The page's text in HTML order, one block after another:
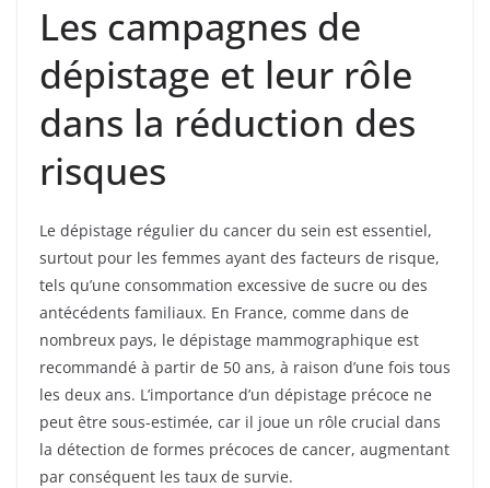
Les campagnes de
dépistage et leur rôle
dans la réduction des
risques
Le dépistage régulier du cancer du sein est essentiel,
surtout pour les femmes ayant des facteurs de risque,
tels qu’une consommation excessive de sucre ou des
antécédents familiaux. En France, comme dans de
nombreux pays, le dépistage mammographique est
recommandé à partir de 50 ans, à raison d’une fois tous
les deux ans. L’importance d’un dépistage précoce ne
peut être sous-estimée, car il joue un rôle crucial dans
la détection de formes précoces de cancer, augmentant
par conséquent les taux de survie.